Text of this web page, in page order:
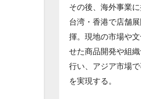
その後、海外事業に
台湾・香港で店舗
揮。現地の市場や
せた商品開発や組
行い、アジア市場
を実現する。